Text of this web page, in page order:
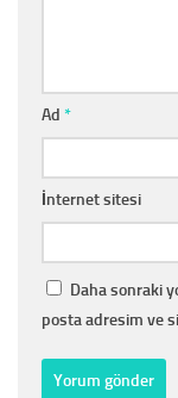
Ad *
İnternet sitesi
Daha sonraki
posta adresim ve